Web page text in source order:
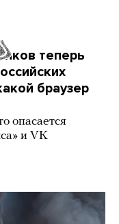
теперь
браузер
опасается
и VK